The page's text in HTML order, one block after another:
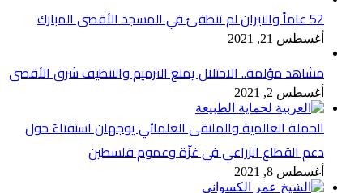
52 عاماً والنيران لم تنطفئ في المسجد الأقصى المبارك
أغسطس 21, 2021
مشاهد مؤلمة.. الاحتلال يمنع الترميم والتنظيف شرق الأقصى
أغسطس 2, 2021
الحملة العالمية والملتقى العلمائي يوجهان استفتاءً حول
دعم القطاع الزراعي في غزّة وعموم فلسطين
أغسطس 8, 2021